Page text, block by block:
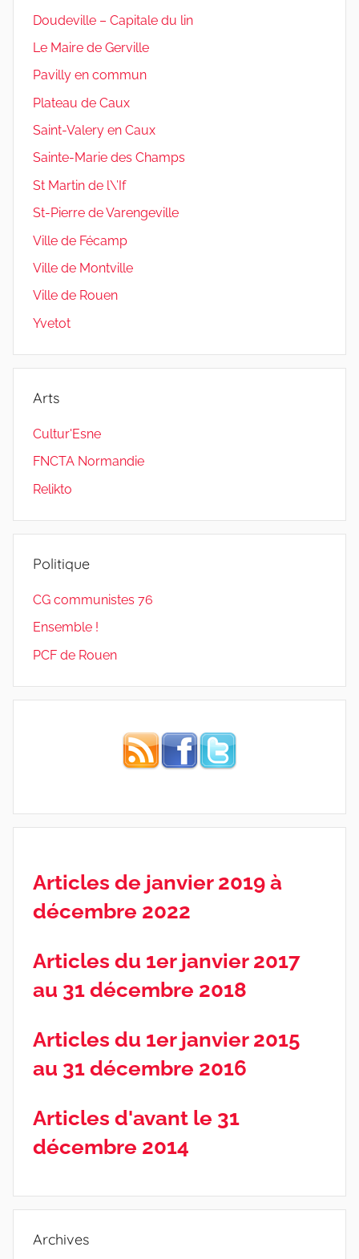
Doudeville – Capitale du lin
Le Maire de Gerville
Pavilly en commun
Plateau de Caux
Saint-Valery en Caux
Sainte-Marie des Champs
St Martin de l\’If
St-Pierre de Varengeville
Ville de Fécamp
Ville de Montville
Ville de Rouen
Yvetot
Arts
Cultur'Esne
FNCTA Normandie
Relikto
Politique
CG communistes 76
Ensemble !
PCF de Rouen
Articles de janvier 2019 à
décembre 2022
Articles du 1er janvier 2017
au 31 décembre 2018
Articles du 1er janvier 2015
au 31 décembre 2016
Articles d'avant le 31
décembre 2014
Archives